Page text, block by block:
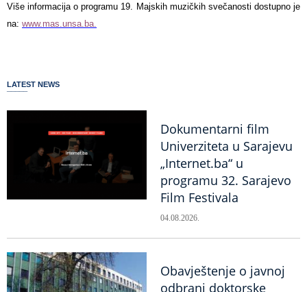
Više informacija o programu 19. Majskih muzičkih svečanosti dostupno je
na: www.mas.unsa.ba.
LATEST NEWS
Dokumentarni film
Univerziteta u Sarajevu
„Internet.ba“ u
programu 32. Sarajevo
Film Festivala
04.08.2026.
Obavještenje o javnoj
odbrani doktorske